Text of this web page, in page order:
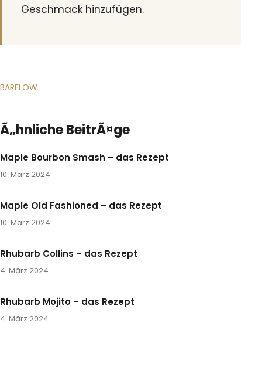
Geschmack hinzufügen.
BARFLOW
Ã„hnliche BeitrÃ¤ge
Maple Bourbon Smash – das Rezept
10. März 2024
Maple Old Fashioned – das Rezept
10. März 2024
Rhubarb Collins – das Rezept
4. März 2024
Rhubarb Mojito – das Rezept
4. März 2024